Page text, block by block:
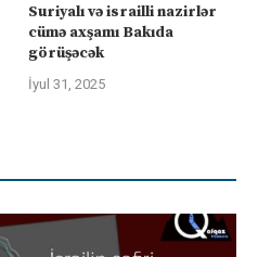
Suriyalı və israilli nazirlər
cümə axşamı Bakıda
görüşəcək
İyul 31, 2025